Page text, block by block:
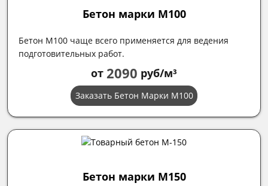
Бетон марки М100
Бетон М100 чаще всего применяется для ведения
подготовительных работ.
от 2090 руб/м³
Заказать Бетон Марки М100
Бетон марки М150